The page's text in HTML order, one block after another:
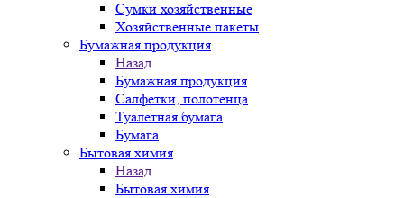
Сумки хозяйственные
Хозяйственные пакеты
Бумажная продукция
Назад
Бумажная продукция
Салфетки, полотенца
Туалетная бумага
Бумага
Бытовая химия
Назад
Бытовая химия